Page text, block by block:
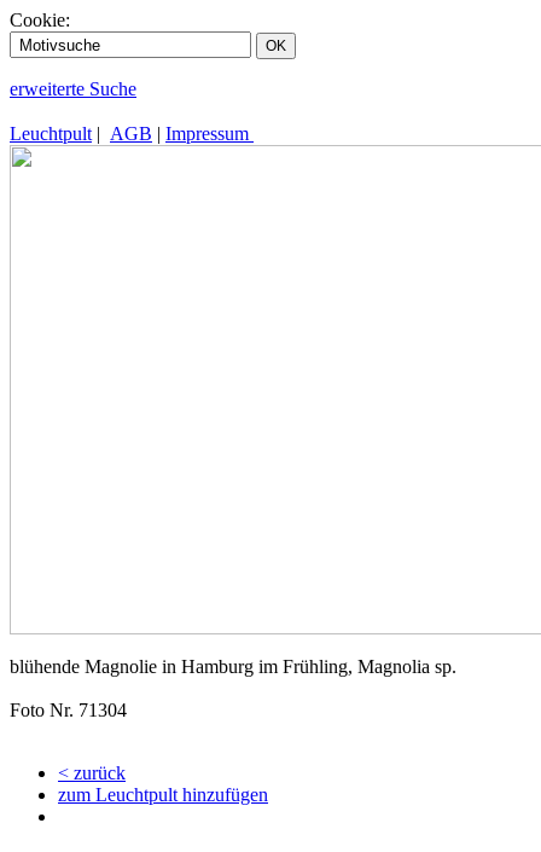
Cookie:
erweiterte Suche
Leuchtpult | AGB | Impressum
blühende Magnolie in Hamburg im Frühling, Magnolia sp.
Foto Nr. 71304
< zurück
zum Leuchtpult hinzufügen